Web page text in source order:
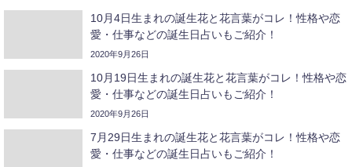
10月4日生まれの誕生花と花言葉がコレ！性格や恋
愛・仕事などの誕生日占いもご紹介！
2020年9月26日
10月19日生まれの誕生花と花言葉がコレ！性格や恋
愛・仕事などの誕生日占いもご紹介！
2020年9月26日
7月29日生まれの誕生花と花言葉がコレ！性格や恋
愛・仕事などの誕生日占いもご紹介！